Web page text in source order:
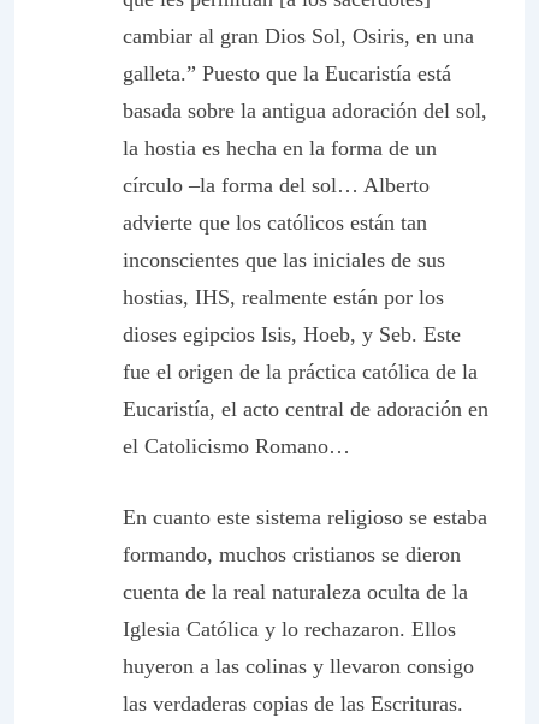
cambiar al gran Dios Sol, Osiris, en una
galleta.” Puesto que la Eucaristía está
basada sobre la antigua adoración del sol,
la hostia es hecha en la forma de un
círculo –la forma del sol… Alberto
advierte que los católicos están tan
inconscientes que las iniciales de sus
hostias, IHS, realmente están por los
dioses egipcios Isis, Hoeb, y Seb. Este
fue el origen de la práctica católica de la
Eucaristía, el acto central de adoración en
el Catolicismo Romano…
En cuanto este sistema religioso se estaba
formando, muchos cristianos se dieron
cuenta de la real naturaleza oculta de la
Iglesia Católica y lo rechazaron. Ellos
huyeron a las colinas y llevaron consigo
las verdaderas copias de las Escrituras.